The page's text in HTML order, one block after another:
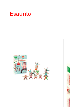
Esaurito